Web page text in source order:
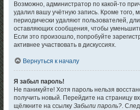
Возможно, администратор по какой-то
удалил вашу учётную запись. Кроме того,
периодически удаляют пользователей,
оставляющих сообщения, чтобы
Если это произошло, попробуйте
активнее участвовать в дискуссиях.
Вернуться к началу
Я забыл пароль!
Не паникуйте! Хотя пароль нельзя
получить новый. Перейдите на страницу
щёлкните на ссылкуЗабыли пароль?.